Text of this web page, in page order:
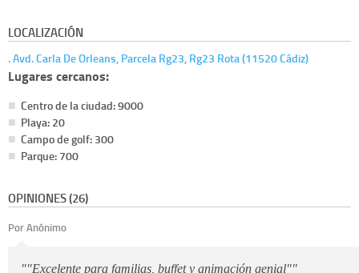
LOCALIZACIÓN
. Avd. Carla De Orleans, Parcela Rg23, Rg23 Rota (11520 Cádiz)
Lugares cercanos:
Centro de la ciudad: 9000
Playa: 20
Campo de golf: 300
Parque: 700
OPINIONES (26)
Por Anónimo
""Excelente para familias, buffet y animación genial""